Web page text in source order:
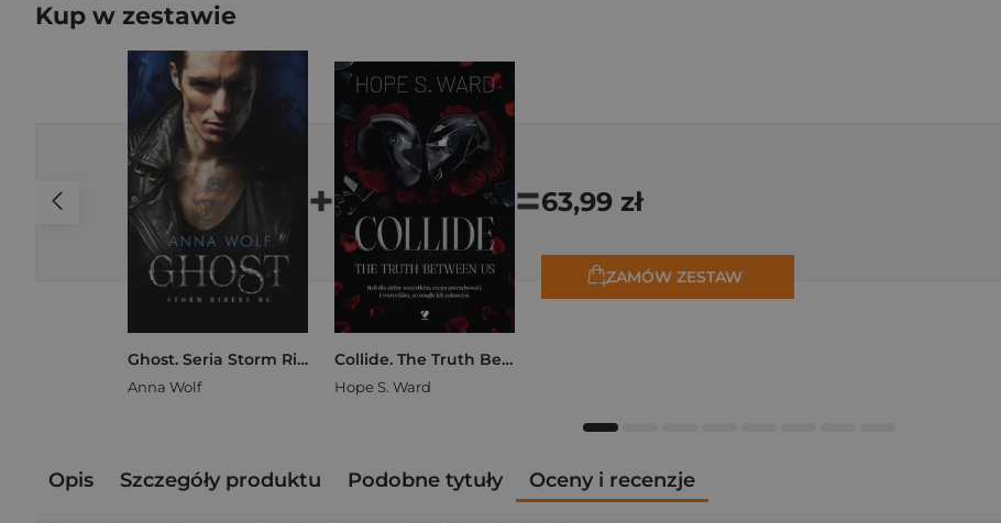
Kup w zestawie
Ghost. Seria Storm Riders MC. Tom 4
Anna Wolf
+
Collide. The Truth Between Us
Hope S. Ward
=63,99 zł
ZAMÓW ZESTAW
Opis Szczegóły produktu Podobne tytuły Oceny i recenzje